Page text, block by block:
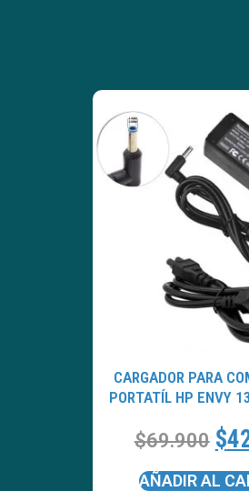
CARGADOR PARA
PORTATÍL HP ENVY
$69.900 $
AÑADIR AL